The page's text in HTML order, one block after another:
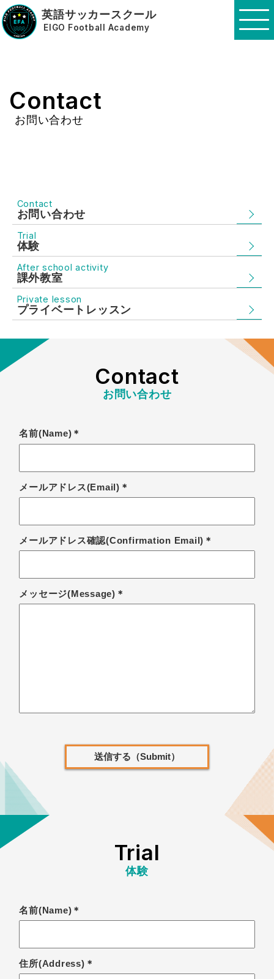
英語サッカースクール
EIGO Football Academy
Contact
お問い合わせ
Contact
お問い合わせ
Trial
体験
After school activity
課外教室
Private lesson
プライベートレッスン
Contact
お問い合わせ
名前(Name)＊
メールアドレス(Email)＊
メールアドレス確認(Confirmation Email)＊
メッセージ(Message)＊
Trial
体験
名前(Name)＊
住所(Address)＊